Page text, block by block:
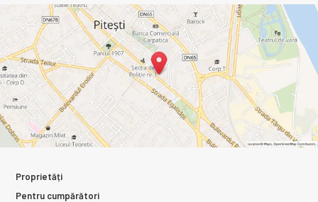
Proprietăți
Pentru cumpărători